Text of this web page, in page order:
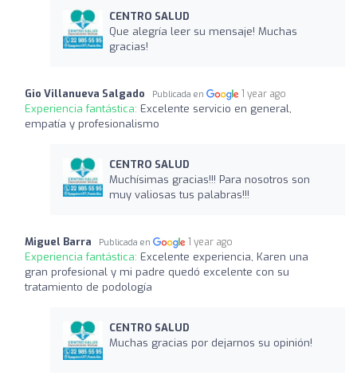
CENTRO SALUD
Que alegría leer su mensaje! Muchas
gracias!
Gio Villanueva Salgado Publicada en 1 year ago
Experiencia fantástica: Excelente servicio en general,
empatía y profesionalismo
CENTRO SALUD
Muchísimas gracias!!! Para nosotros son
muy valiosas tus palabras!!!
Miguel Barra Publicada en 1 year ago
Experiencia fantástica: Excelente experiencia, Karen una
gran profesional y mi padre quedó excelente con su
tratamiento de podología
CENTRO SALUD
Muchas gracias por dejarnos su opinión!